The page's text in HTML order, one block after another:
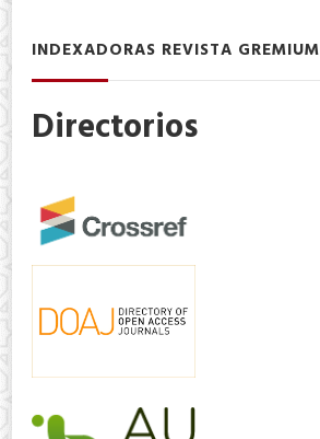
INDEXADORAS REVISTA GREMIUM
Directorios